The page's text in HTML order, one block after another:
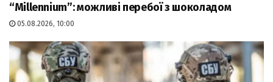
“Millennium”: можливі перебої з шоколадом
05.08.2026, 10:00